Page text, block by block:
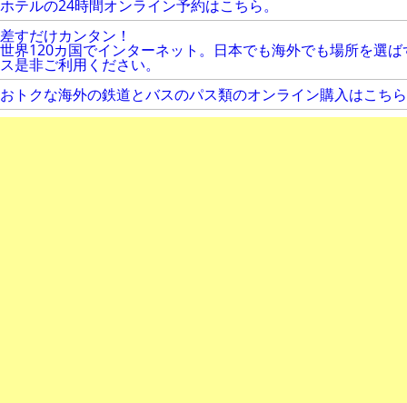
ホテルの24時間オンライン予約はこちら。
差すだけカンタン！
世界120カ国でインターネット。日本でも海外でも場所を選
ス是非ご利用ください。
おトクな海外の鉄道とバスのパス類のオンライン購入はこち